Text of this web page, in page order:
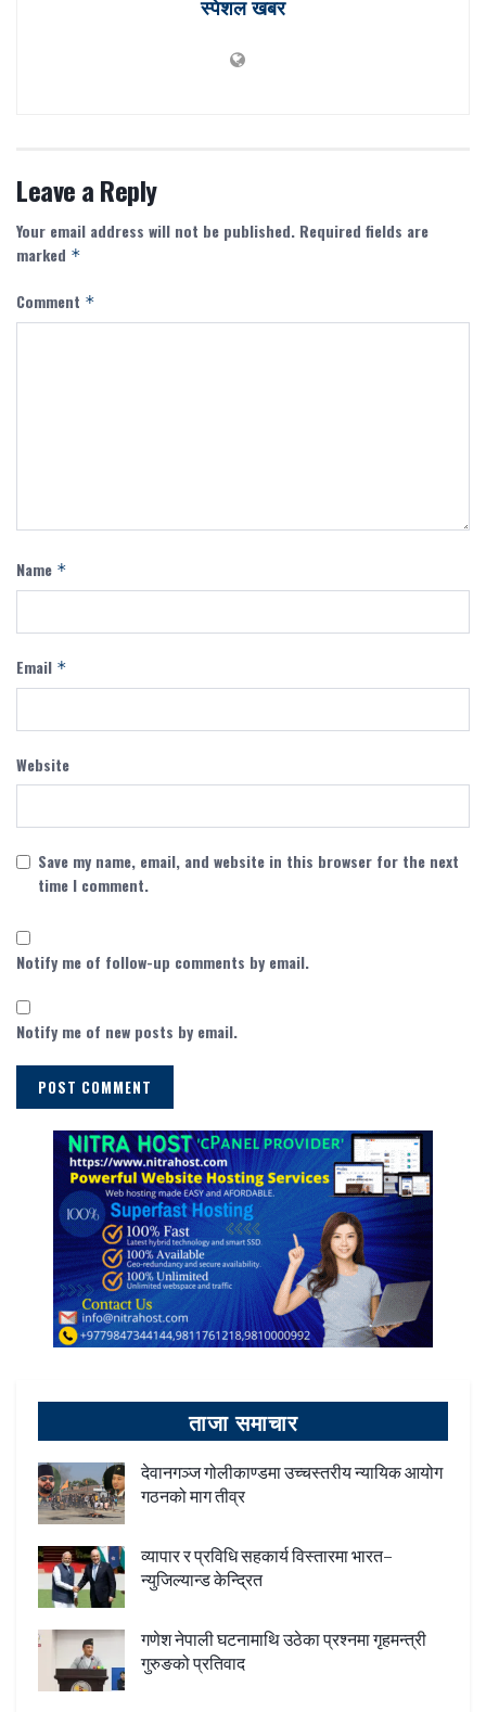
स्पेशल खबर
Leave a Reply
Your email address will not be published. Required fields are
marked *
Comment *
Name *
Email *
Website
Save my name, email, and website in this browser for the next
time I comment.
Notify me of follow-up comments by email.
Notify me of new posts by email.
ताजा समाचार
देवानगञ्ज गोलीकाण्डमा उच्चस्तरीय न्यायिक आयोग
गठनको माग तीव्र
व्यापार र प्रविधि सहकार्य विस्तारमा भारत–
न्युजिल्यान्ड केन्द्रित
गणेश नेपाली घटनामाथि उठेका प्रश्नमा गृहमन्त्री
गुरुङको प्रतिवाद